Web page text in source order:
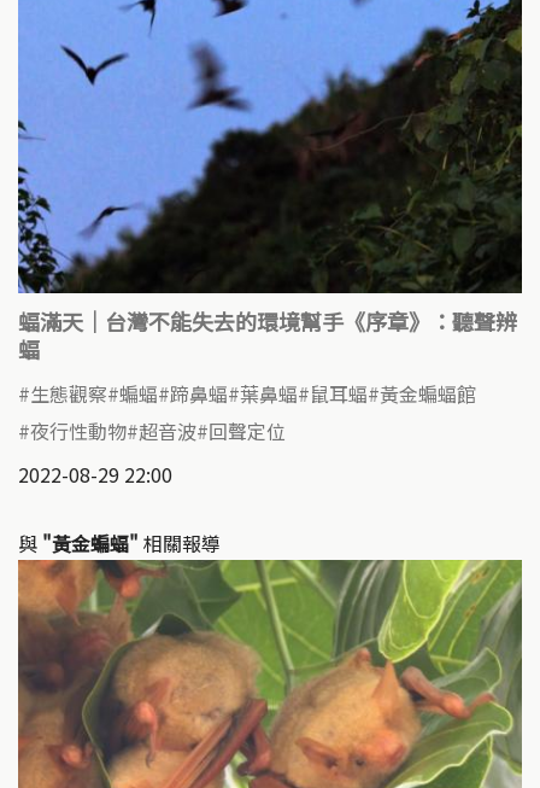
蝠滿天｜台灣不能失去的環境幫手《序章》：聽聲辨
蝠
生態觀察 蝙蝠 蹄鼻蝠 葉鼻蝠 鼠耳蝠 黃金蝙蝠館
夜行性動物 超音波 回聲定位
2022-08-29 22:00
與 "黃金蝙蝠" 相關報導